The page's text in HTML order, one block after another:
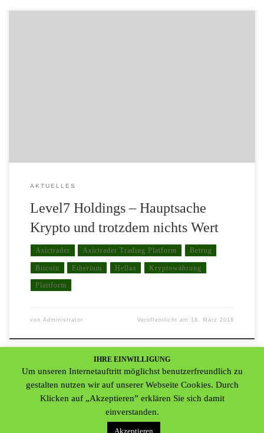
AKTUELLES
Level7 Holdings – Hauptsache
Krypto und trotzdem nichts Wert
Asictrader Asictrader Trading Platform Betrug
Bitcoin Etherium Hellax Kryptowährung
Plattform
von Administrator Veröffentlicht am 18. März 2018
Deutsche Gemeinschaft für Anleger- & Datenschutz e.V.
IHRE EINWILLIGUNG
Um unseren Internetauftritt möglichst benutzerfreundlich zu
gestalten nutzen wir auf unserer Webseite Cookies. Durch
Klicken auf „Akzeptieren” erklären Sie sich damit
einverstanden.
Akzeptieren